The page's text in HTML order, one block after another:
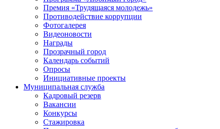
Премия «Трудящаяся молодежь»
Противодействие коррупции
Фотогалерея
Видеоновости
Награды
Прозрачный город
Календарь событий
Опросы
Инициативные проекты
Муниципальная служба
Кадровый резерв
Вакансии
Конкурсы
Стажировка